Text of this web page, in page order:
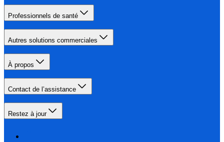
Professionnels de santé
Autres solutions commerciales
À propos
Contact de l’assistance
Restez à jour